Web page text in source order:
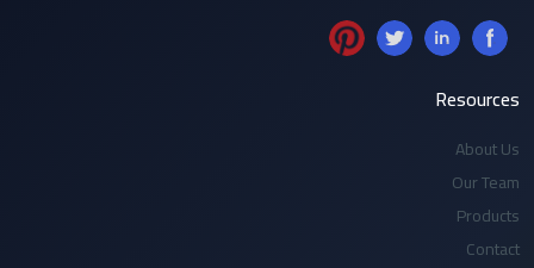
Resources
About Us
Our Team
Products
Contact